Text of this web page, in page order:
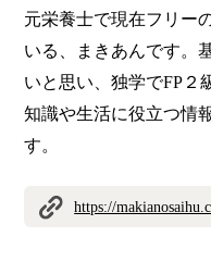
元栄養士で現在フリー
いる、まきあんです。
いと思い、独学でFP２
知識や生活に役立つ情
す。
https://